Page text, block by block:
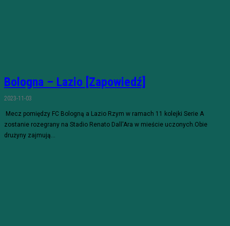
Bologna – Lazio [Zapowiedź]
2023-11-03
Mecz pomiędzy FC Bologną a Lazio Rzym w ramach 11 kolejki Serie A
zostanie rozegrany na Stadio Renato Dall'Ara w mieście uczonych.Obie
drużyny zajmują...